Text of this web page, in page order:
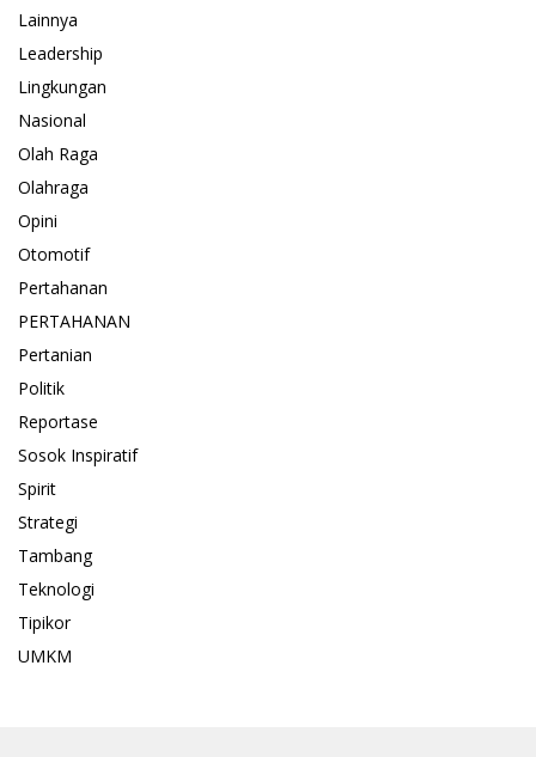
Lainnya
Leadership
Lingkungan
Nasional
Olah Raga
Olahraga
Opini
Otomotif
Pertahanan
PERTAHANAN
Pertanian
Politik
Reportase
Sosok Inspiratif
Spirit
Strategi
Tambang
Teknologi
Tipikor
UMKM